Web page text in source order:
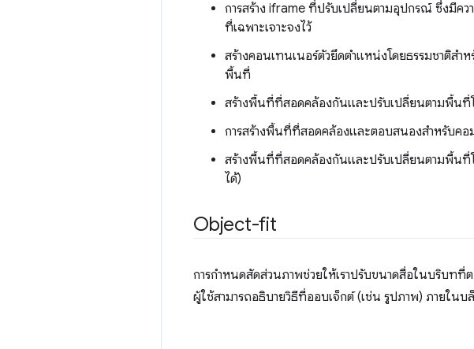
การสร้าง iframe ที่ปรับเปลี่ยนตามอุปกรณ์ ซึ่งมีคว
ที่เฉพาะเจาะจงไว้
สร้างคอนเทนเนอร์ตัวยึดตำแหน่งโดยธรรมชาติสำ
พื้นที่
สร้างพื้นที่ที่สอดคล้องกันและปรับเปลี่ยนตามพื้น
การสร้างพื้นที่ที่สอดคล้องและตอบสนองสำหรับค
สร้างพื้นที่ที่สอดคล้องกันและปรับเปลี่ยนตามพื้นที่
ได้)
Object-fit
การกำหนดสัดส่วนภาพช่วยให้เราปรับขนาดสื่อในบริบท
ผู้ใช้สามารถอธิบายวิธีที่ออบเจ็กต์ (เช่น รูปภาพ) ภายใน